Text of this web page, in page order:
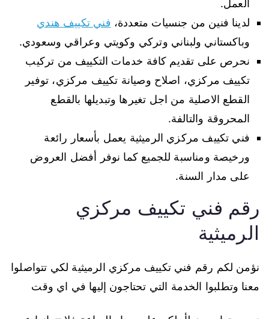
العمل.
لدينا فنين من جنسيات متعددة، فني تكييف هندي
وباكستاني ولبناني وتركي وكويتي وعراقي وسعودي.
نحرص على تقديم كافة خدمات التكييف من تركيب
تكييف مركزي، اصلاح وصيانة تكييف مركزي، توفير
القطع الاصلية من اجل تغيرها وتبديلها بالقطع
المحروقة والتالفة.
فني تكييف مركزي الرميثية يعمل بأسعار رائعة
ورخيصة ومناسبة للجميع كما نوفر أفضل العروض
على مدار السنة.
رقم فني تكييف مركزي
الرميثية
نؤمن لكم رقم فني تكييف مركزي الرميثية لكي تتواصلوا
معنا وتطلبوا الخدمة التي تحتاجون إليها في اي وقت